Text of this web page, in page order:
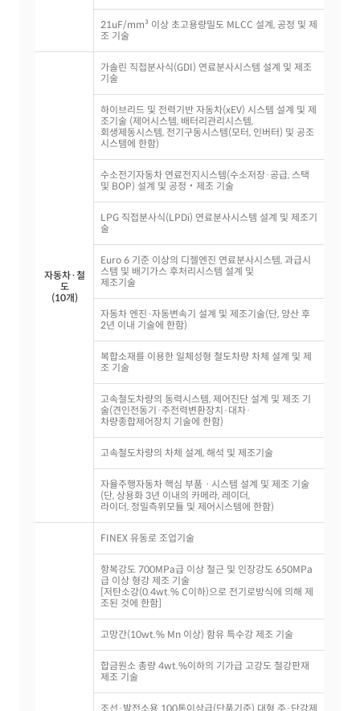
21uF/mm³ 이상 초고용량밀도 MLCC 설계, 공정 및 제
조 기술
자동차·철
도
(10개)
가솔린 직접분사식(GDI) 연료분사시스템 설계 및 제조
기술
하이브리드 및 전력기반 자동차(xEV) 시스템 설계 및 제
조기술 (제어시스템, 배터리관리시스템,
회생제동시스템, 전기구동시스템(모터, 인버터) 및 공조
시스템에 한함)
수소전기자동차 연료전지시스템(수소저장·공급, 스택
및 BOP) 설계 및 공정‧제조 기술
LPG 직접분사식(LPDi) 연료분사시스템 설계 및 제조기
술
Euro 6 기준 이상의 디젤엔진 연료분사시스템, 과급시
스템 및 배기가스 후처리시스템 설계 및
제조기술
자동차 엔진·자동변속기 설계 및 제조기술(단, 양산 후
2년 이내 기술에 한함)
복합소재를 이용한 일체성형 철도차량 차체 설계 및 제
조 기술
고속철도차량의 동력시스템, 제어진단 설계 및 제조 기
술(견인전동기·주전력변환장치·대차·
차량종합제어장치 기술에 한함)
고속철도차량의 차체 설계, 해석 및 제조기술
자율주행자동차 핵심 부품ㆍ시스템 설계 및 제조 기술
(단, 상용화 3년 이내의 카메라, 레이더,
라이더, 정밀측위모듈 및 제어시스템에 한함)
FINEX 유동로 조업기술
항복강도 700MPa급 이상 철근 및 인장강도 650MPa
급 이상 형강 제조 기술
[저탄소강(0.4wt.% C이하)으로 전기로방식에 의해 제
조된 것에 한함]
고망간(10wt.% Mn 이상) 함유 특수강 제조 기술
합금원소 총량 4wt.%이하의 기가급 고강도 철강판재
제조 기술
조선·발전소용 100톤이상급(단품기준) 대형 주·단강제